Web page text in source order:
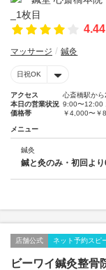
4.44
マッサージ 鍼灸
日祝OK
アクセス
心斎橋駅から
本日の営業状況 9:00〜12:00
価格帯
￥4,000〜￥
メニュー
鍼灸
鍼と灸のみ・初回よ
店舗公式 ネット予約スピ
ビーワイ鍼灸整